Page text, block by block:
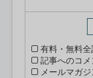
有料・無料
記事へのコメ
メールマガジ